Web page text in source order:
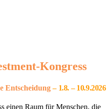
Kongress
Entscheidung – 1.8. – 10.9.2026
einen Raum für Menschen, die